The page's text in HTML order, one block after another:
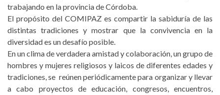
trabajando en la provincia de Córdoba.
El propósito del COMIPAZ es compartir la sabiduría de las
distintas tradiciones y mostrar que la convivencia en la
diversidad es un desafío posible.
En un clima de verdadera amistad y colaboración, un grupo de
hombres y mujeres religiosos y laicos de diferentes edades y
tradiciones, se reúnen periódicamente para organizar y llevar
a cabo proyectos de educación, congresos, encuentros,